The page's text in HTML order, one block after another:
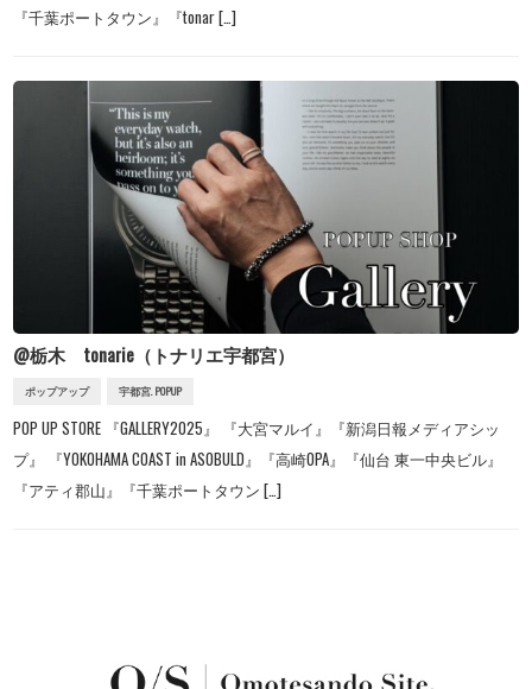
『千葉ポートタウン』『tonar […]
@栃木 tonarie（トナリエ宇都宮）
ポップアップ 宇都宮. POPUP
POP UP STORE 『GALLERY2025』 『大宮マルイ』『新潟日報メディアシッ
プ』 『YOKOHAMA COAST in ASOBULD』『高崎OPA』『仙台 東一中央ビル』
『アティ郡山』『千葉ポートタウン […]